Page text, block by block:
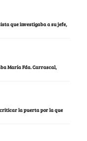
que investigaba a su jefe,
María Fda. Carrascal,
criticar la puerta por la que